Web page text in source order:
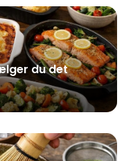
du det